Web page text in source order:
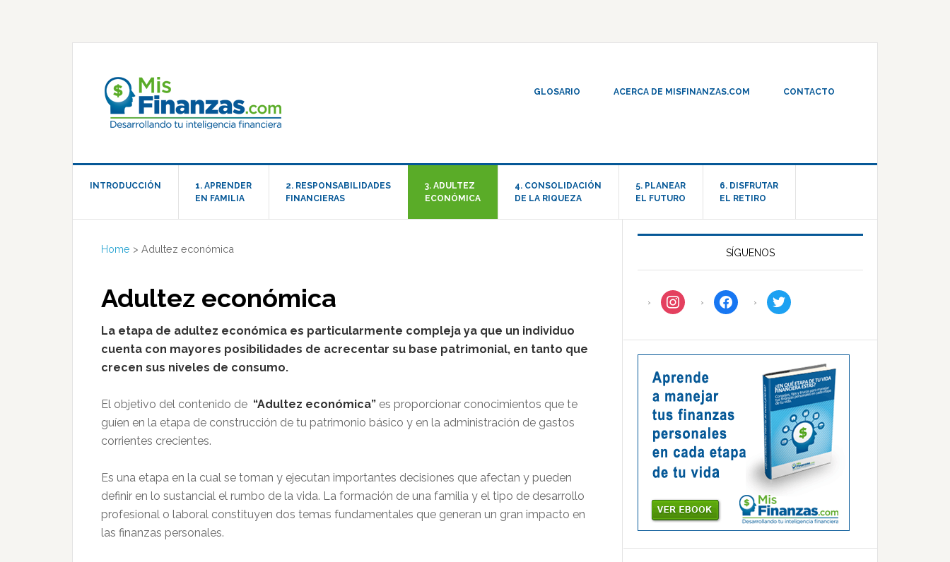
GLOSARIO ACERCA DE MISFINANZAS.COM CONTACTO
INTRODUCCIÓN
1. APRENDER
EN FAMILIA
2. RESPONSABILIDADES
FINANCIERAS
3. ADULTEZ
ECONÓMICA
4. CONSOLIDACIÓN
DE LA RIQUEZA
5. PLANEAR
EL FUTURO
6. DISFRUTAR
EL RETIRO
Home > Adultez económica
Adultez económica
La etapa de adultez económica es particularmente compleja ya que un individuo
cuenta con mayores posibilidades de acrecentar su base patrimonial, en tanto que
crecen sus niveles de consumo.
El objetivo del contenido de “Adultez económica” es proporcionar conocimientos que te
guíen en la etapa de construcción de tu patrimonio básico y en la administración de gastos
corrientes crecientes.
Es una etapa en la cual se toman y ejecutan importantes decisiones que afectan y pueden
definir en lo sustancial el rumbo de la vida. La formación de una familia y el tipo de desarrollo
profesional o laboral constituyen dos temas fundamentales que generan un gran impacto en
las finanzas personales.
SÍGUENOS
instagram facebook twitter